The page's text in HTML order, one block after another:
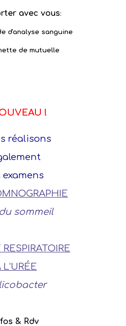
avec vous:
d'analyse sanguine
de mutuelle
!
réalisons
examens
sommeil
L’URÉE
& Rdv